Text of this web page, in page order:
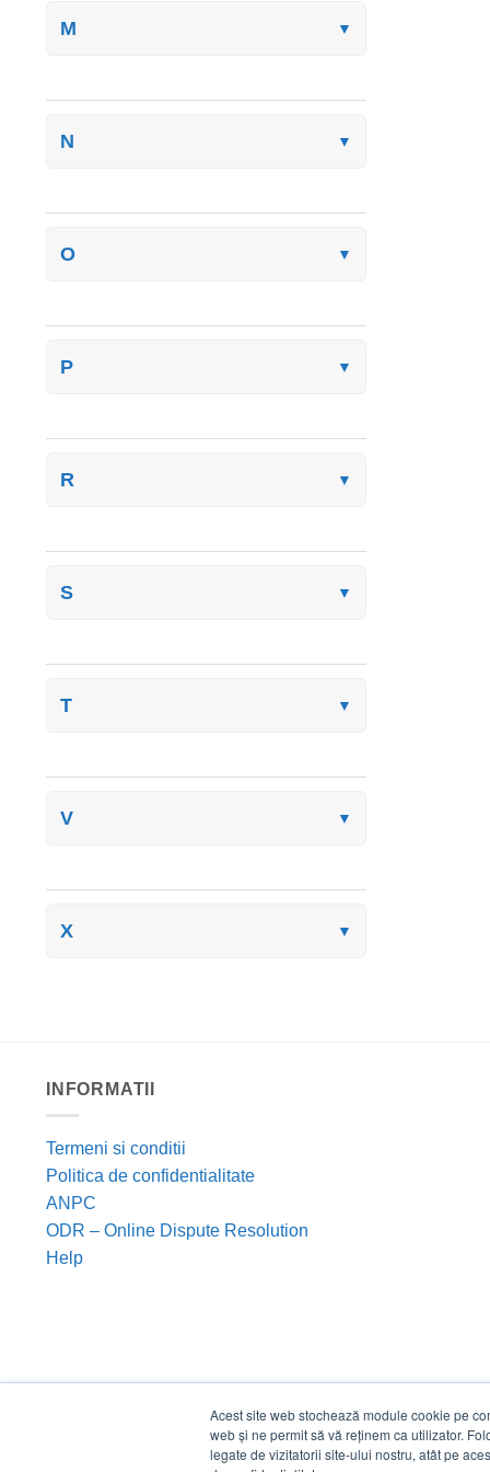
Acest site web stochează module cookie pe
web și ne permit să vă reținem ca utilizator.
legate de vizitatorii site-ului nostru, atât pe
M ▼
N ▼
O ▼
P ▼
R ▼
S ▼
T ▼
V ▼
X ▼
INFORMATII
Termeni si conditii
Politica de confidentialitate
ANPC
ODR – Online Dispute Resolution
Help